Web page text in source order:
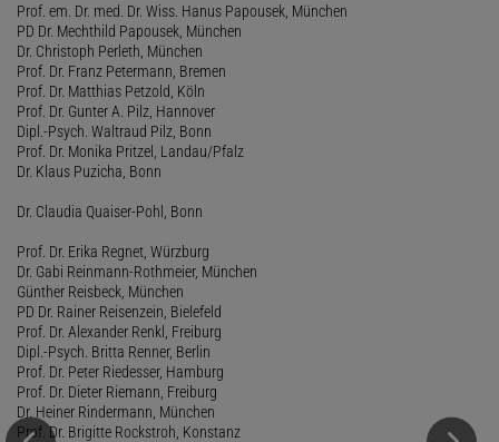
Prof. em. Dr. med. Dr. Wiss. Hanus Papousek, München
PD Dr. Mechthild Papousek, München
Dr. Christoph Perleth, München
Prof. Dr. Franz Petermann, Bremen
Prof. Dr. Matthias Petzold, Köln
Prof. Dr. Gunter A. Pilz, Hannover
Dipl.-Psych. Waltraud Pilz, Bonn
Prof. Dr. Monika Pritzel, Landau/Pfalz
Dr. Klaus Puzicha, Bonn
Dr. Claudia Quaiser-Pohl, Bonn
Prof. Dr. Erika Regnet, Würzburg
Dr. Gabi Reinmann-Rothmeier, München
Günther Reisbeck, München
PD Dr. Rainer Reisenzein, Bielefeld
Prof. Dr. Alexander Renkl, Freiburg
Dipl.-Psych. Britta Renner, Berlin
Prof. Dr. Peter Riedesser, Hamburg
Prof. Dr. Dieter Riemann, Freiburg
Dr. Heiner Rindermann, München
Prof. Dr. Brigitte Rockstroh, Konstanz